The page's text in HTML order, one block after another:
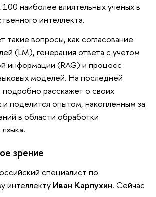
наиболее влиятельных ученых в
интеллекта.
такие вопросы, как согласование
(LM), генерация ответа с учетом
информации (RAG) и процесс
моделей. На последней
расскажет о своих
поделится опытом, накопленным за
в области обработки
зрение
специалист по
интеллекту Иван Карпухин. Сейчас